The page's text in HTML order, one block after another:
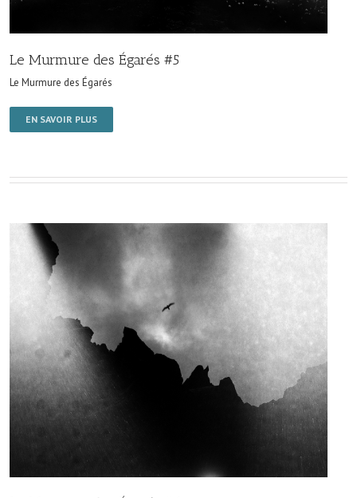
Le Murmure des Égarés #5
Le Murmure des Égarés
EN SAVOIR PLUS